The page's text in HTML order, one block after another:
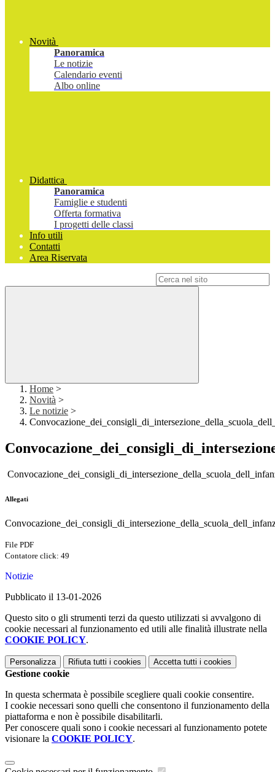
Novità
Panoramica
Le notizie
Calendario eventi
Albo online
Didattica
Panoramica
Famiglie e studenti
Offerta formativa
I progetti delle classi
Info utili
Contatti
Area Riservata
Home >
Novità >
Le notizie >
Allegati
File PDF
Contatore click: 49
Notizie
Pubblicato il 13-01-2026
Questo sito o gli strumenti terzi da questo utilizzati si avvalgono di
cookie necessari al funzionamento ed utili alle finalità illustrate nella
COOKIE POLICY.
Personalizza Rifiuta tutti i cookies Accetta tutti i cookies
Gestione cookie
In questa schermata è possibile scegliere quali cookie consentire.
I cookie necessari sono quelli che consentono il funzionamento della
piattaforma e non è possibile disabilitarli.
Per conoscere quali sono i cookie necessari al funzionamento potete
visionare la COOKIE POLICY.